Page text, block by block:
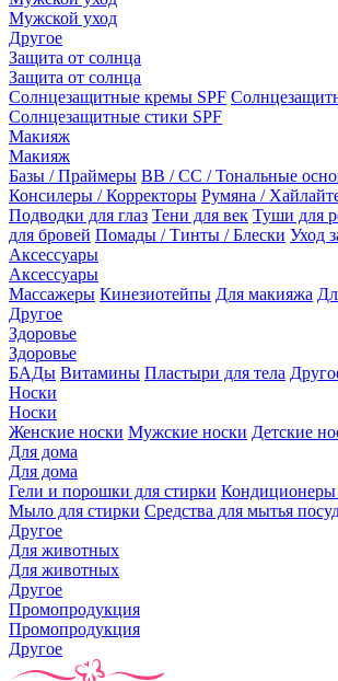
Мужской уход
Другое
Защита от солнца
Защита от солнца
Солнцезащитные кремы SPF
Солнцезащитные стики SPF
Макияж
Макияж
Базы / Праймеры BB / CC / Тональные
Консилеры / Корректоры Румяна /
Подводки для глаз Тени для век Туши для
для бровей Помады / Тинты / Блески Уход
Аксессуары
Аксессуары
Массажеры Кинезиотейпы Для макияжа
Другое
Здоровье
Здоровье
БАДы Витамины Пластыри для тела
Носки
Носки
Женские носки Мужские носки Детские
Для дома
Для дома
Гели и порошки для стирки Кондиционеры
Мыло для стирки Средства для мытья
Другое
Для животных
Для животных
Другое
Промопродукция
Промопродукция
Другое